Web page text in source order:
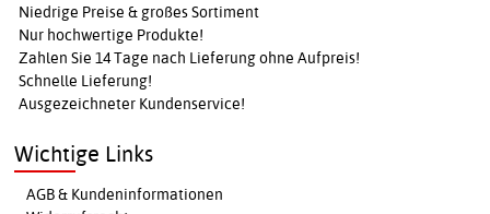
Niedrige Preise & großes Sortiment
Nur hochwertige Produkte!
Zahlen Sie 14 Tage nach Lieferung ohne Aufpreis!
Schnelle Lieferung!
Ausgezeichneter Kundenservice!
Wichtige Links
AGB & Kundeninformationen